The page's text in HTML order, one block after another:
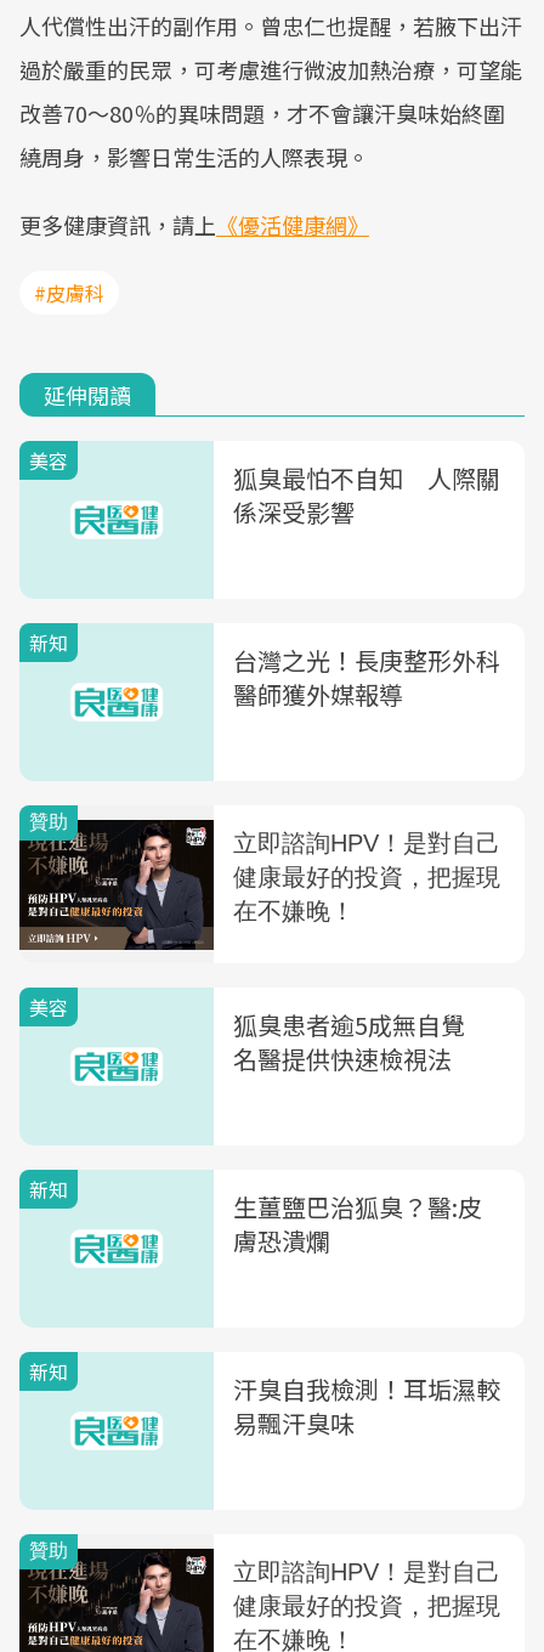
人代償性出汗的副作用。曾忠仁也提醒，若腋下出汗
過於嚴重的民眾，可考慮進行微波加熱治療，可望能
改善70～80％的異味問題，才不會讓汗臭味始終圍
繞周身，影響日常生活的人際表現。
更多健康資訊，請上 《優活健康網》
#皮膚科
延伸閱讀
美容
狐臭最怕不自知 人際關
係深受影響
新知
台灣之光！長庚整形外科
醫師獲外媒報導
美容
狐臭患者逾5成無自覺
名醫提供快速檢視法
新知
生薑鹽巴治狐臭？醫:皮
膚恐潰爛
新知
汗臭自我檢測！耳垢濕較
易飄汗臭味